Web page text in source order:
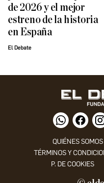
de 2026 y el mejor
estreno de la historia
en España
El Debate
QUIÉNES SOMOS
TÉRMINOS Y
P. DE COOKIES